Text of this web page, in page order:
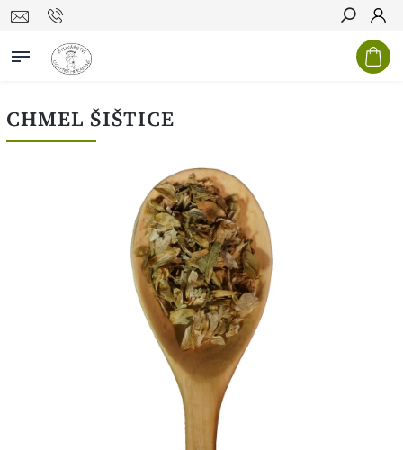
Hledat
CHMEL ŠIŠTICE